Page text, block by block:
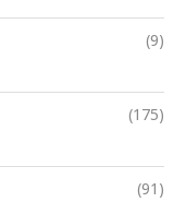
(9)
(175)
(91)